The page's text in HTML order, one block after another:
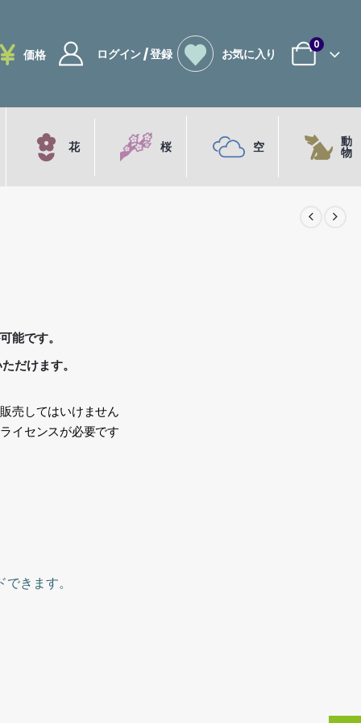
価格 ログイン / 登録 お気に入り
0
花 桜 空 動
物
能です。
だけます。
売してはいけません
イセンスが必要です
きます。